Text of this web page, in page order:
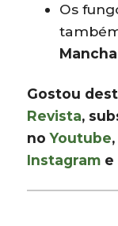
Os
Gostou
Revista,
noYoutube
Instagram e